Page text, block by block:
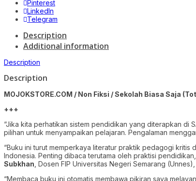
Pinterest
LinkedIn
Telegram
Description
Additional information
Description
Description
MOJOKSTORE.COM / Non Fiksi / Sekolah Biasa Saja
+++
“Jika kita perhatikan sistem pendidikan yang diterapkan di
pilihan untuk menyampaikan pelajaran. Pengalaman
“Buku ini turut memperkaya literatur praktik pedagogi
Indonesia. Penting dibaca terutama oleh praktisi
Subkhan, Dosen FIP Universitas Negeri Semarang
“Membaca buku ini otomatis membawa pikiran saya